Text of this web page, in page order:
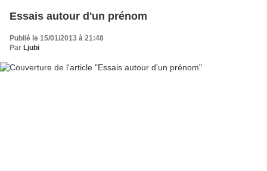
Essais autour d'un prénom
Publié le 15/01/2013 à 21:48
Par Ljubi